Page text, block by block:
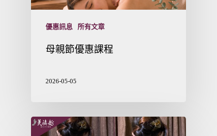
優惠訊息 所有文章
母親節優惠課程
2026-05-05